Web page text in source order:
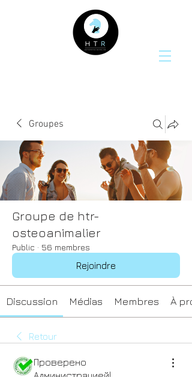
Groupes
Groupe de htr-
osteoanimalier
Public · 56 membres
Rejoindre
Discussion Médias Membres À
Retour
Проверено